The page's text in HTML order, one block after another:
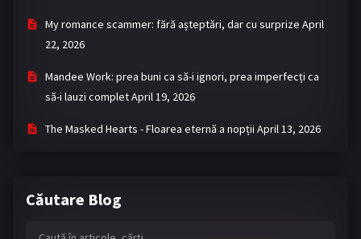
My romance scammer: fără așteptări, dar cu surprize April
22, 2026
Mandee Work: prea buni ca să-i ignori, prea imperfecți ca
să-i lauzi completApril 19, 2026
The Masked Hearts - Floarea eternă a nopții April 13, 2026
Căutare Blog